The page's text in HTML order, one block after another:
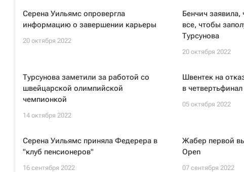
Серена Уильямс опровергла
информацию о завершении карьеры
20 октября 2022
Бенчич заявила,
все, чтобы
Турсунова
20 октября 2022
Турсунова заметили за работой со
швейцарской олимпийской
чемпионкой
14 октября 2022
Швентек на
в
05 октября 2022
Серена Уильямс приняла Федерера в
"клуб пенсионеров"
16 сентября 2022
Жабер первой
Open
07 сентября 2022